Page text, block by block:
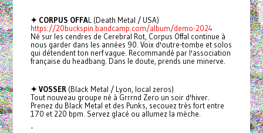
✦ CORPUS OFFAL (Death Metal / USA)
https://20buckspin.bandcamp.com/album/demo-2024
Né sur les cendres de Cerebral Rot, Corpus Offal continue à
nous garder dans les années 90. Voix d'outre-tombe et solos
qui détendent ton nerf vague. Recommandé par l'association
française du headbang. Dans le doute, prends une minerve.
✦ VOSSER(Black Metal / Lyon, local zeros)
Tout nouveau groupe né à Grrrnd Zero un soir d'hiver.
Prenez du Black Metal et des Punks, secouez très fort entre
170 et 220 bpm. Servez glacé ou allumez la mèche.
-